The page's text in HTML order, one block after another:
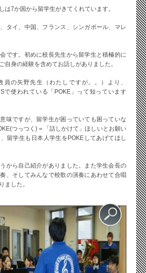
は7か国から留学生がきてくれています。
タイ、中国、フランス、シンガポール、マレ
です。初めに校長先生から留学生と積極的に
自身の経験を含めてお話しがありました。
員の矢野先生（わたしですが。。）より、
で使われている「POKE」って知っています
意味ですが、留学生が困っていても困っていな
つっつく)＝「話しかけて」ほしいとお願い
留学生も日本人学生をPOKEしてあげてほし
から自己紹介がありました。また学生会長の
、そしてみんなで校歌の演奏にあわせて合唱
ました。